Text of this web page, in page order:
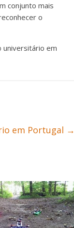
conjunto mais
o
universitário em
em Portugal →